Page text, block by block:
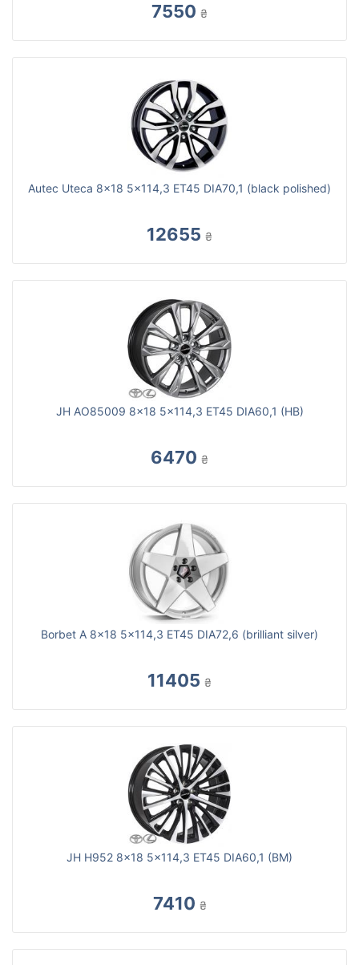
7550 ₴
Autec Uteca 8x18 5x114,3 ET45 DIA70,1 (black polished)
12655 ₴
JH AO85009 8x18 5x114,3 ET45 DIA60,1 (HB)
6470 ₴
Borbet A 8x18 5x114,3 ET45 DIA72,6 (brilliant silver)
11405 ₴
JH H952 8x18 5x114,3 ET45 DIA60,1 (BM)
7410 ₴